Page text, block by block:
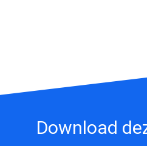
Download